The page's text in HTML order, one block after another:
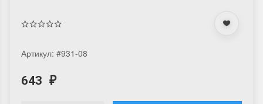
Артикул: #931-08
643 ₽